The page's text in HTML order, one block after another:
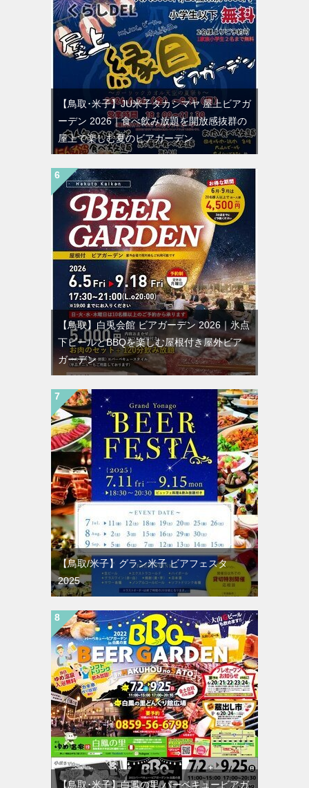
【鳥取･米子】JU米子タカシマヤ 屋上ビアガ
ーデン 2026｜食べ飲み放題を開放感抜群の
屋上で楽しむ夏のビアガーデン
【鳥取】白兎会館 ビアガーデン 2026｜氷点
下ビールとBBQを楽しむ屋根付き屋外ビア
ガーデン
【鳥取/米子】グラン米子 ビアフェスタ
2025
【鳥取･米子】白鳳の里 バーベキュービアガ